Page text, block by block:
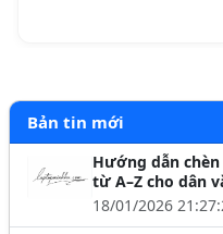
Bản tin mới
Hướng dẫn
từ A–Z cho dân
18/01/2026